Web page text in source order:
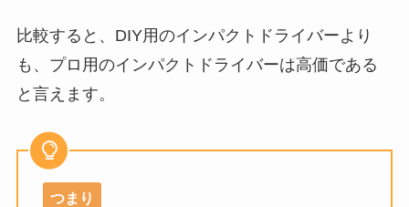
比較すると、DIY用のインパクトドライバーより
も、プロ用のインパクトドライバーは高価である
と言えます。
つまり